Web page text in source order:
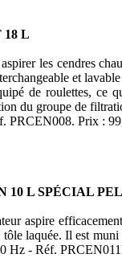
18 L
les cendres
et
de roulettes,
du groupe de
PRCEN008. Prix :
10 L SPÉCIAL
aspire
laquée. Il est
Hz - Réf.